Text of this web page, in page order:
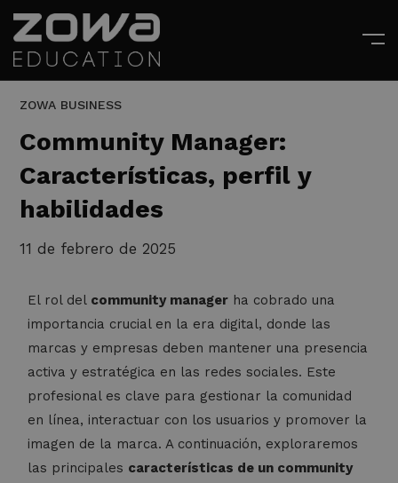
ZOWA BUSINESS
Community Manager:
Características, perfil y
habilidades
11 de febrero de 2025
El rol del community manager ha cobrado una
importancia crucial en la era digital, donde las
marcas y empresas deben mantener una presencia
activa y estratégica en las redes sociales. Este
profesional es clave para gestionar la comunidad
en línea, interactuar con los usuarios y promover la
imagen de la marca. A continuación, exploraremos
las principales características de un community